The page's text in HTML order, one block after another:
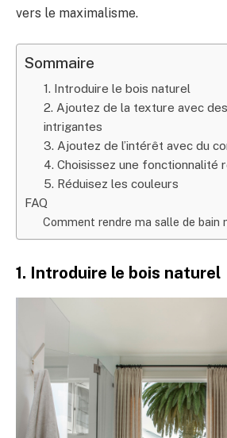
vers le maximalisme.
Sommaire
1. Introduire le bois naturel
2. Ajoutez de la texture avec
intrigantes
3. Ajoutez de l’intérêt avec du
4. Choisissez une fonctionnalité
5. Réduisez les couleurs
FAQ
Comment rendre ma salle de bain
1. Introduire le bois naturel